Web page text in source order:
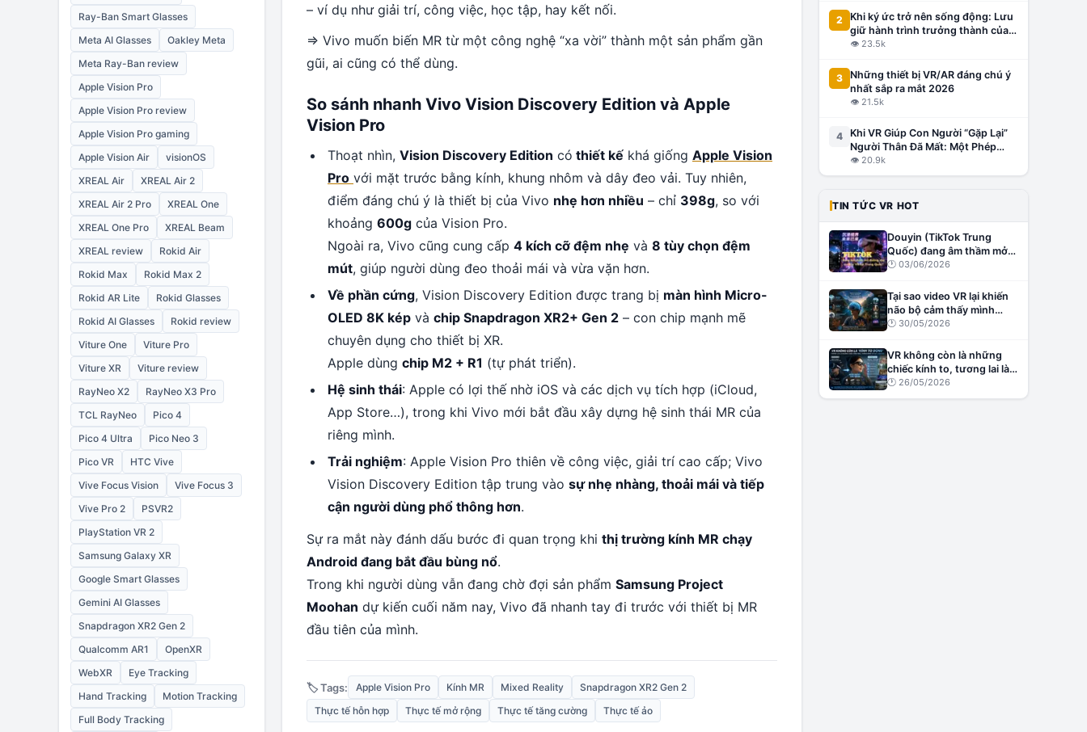
Ray-Ban Smart Glasses
Meta AI Glasses
Oakley Meta
Meta Ray-Ban review
Apple Vision Pro
Apple Vision Pro review
Apple Vision Pro gaming
Apple Vision Air
visionOS
XREAL Air
XREAL Air 2
XREAL Air 2 Pro
XREAL One
XREAL One Pro
XREAL Beam
XREAL review
Rokid Air
Rokid Max
Rokid Max 2
Rokid AR Lite
Rokid Glasses
Rokid AI Glasses
Rokid review
Viture One
Viture Pro
Viture XR
Viture review
RayNeo X2
RayNeo X3 Pro
TCL RayNeo
Pico 4
Pico 4 Ultra
Pico Neo 3
Pico VR
HTC Vive
Vive Focus Vision
Vive Focus 3
Vive Pro 2
PSVR2
PlayStation VR 2
Samsung Galaxy XR
Google Smart Glasses
Gemini AI Glasses
Snapdragon XR2 Gen 2
Qualcomm AR1
OpenXR
WebXR
Eye Tracking
Hand Tracking
Motion Tracking
Full Body Tracking
– ví dụ như giải trí, công việc, học tập, hay kết nối.
=> Vivo muốn biến MR từ một công nghệ “xa vời” thành một sản phẩm gần
gũi, ai cũng có thể dùng.
So sánh nhanh Vivo Vision Discovery Edition và Apple
Vision Pro
Thoạt nhìn, Vision Discovery Edition có thiết kế khá giống Apple Vision
Pro với mặt trước bằng kính, khung nhôm và dây đeo vải. Tuy nhiên,
điểm đáng chú ý là thiết bị của Vivo nhẹ hơn nhiều – chỉ 398g, so với
khoảng 600g của Vision Pro.
Ngoài ra, Vivo cũng cung cấp 4 kích cỡ đệm nhẹ và 8 tùy chọn đệm
mút, giúp người dùng đeo thoải mái và vừa vặn hơn.
Về phần cứng, Vision Discovery Edition được trang bị màn hình Micro-
OLED 8K kép và chip Snapdragon XR2+ Gen 2 – con chip mạnh mẽ
chuyên dụng cho thiết bị XR.
Apple dùng chip M2 + R1 (tự phát triển).
Hệ sinh thái: Apple có lợi thế nhờ iOS và các dịch vụ tích hợp (iCloud,
App Store…), trong khi Vivo mới bắt đầu xây dựng hệ sinh thái MR của
riêng mình.
Trải nghiệm: Apple Vision Pro thiên về công việc, giải trí cao cấp; Vivo
Vision Discovery Edition tập trung vào sự nhẹ nhàng, thoải mái và tiếp
cận người dùng phổ thông hơn.
Sự ra mắt này đánh dấu bước đi quan trọng khi thị trường kính MR chạy
Android đang bắt đầu bùng nổ.
Trong khi người dùng vẫn đang chờ đợi sản phẩm Samsung Project
Moohan dự kiến cuối năm nay, Vivo đã nhanh tay đi trước với thiết bị MR
đầu tiên của mình.
🏷️ Tags: Apple Vision Pro Kính MR Mixed Reality
Snapdragon XR2 Gen 2
Thực tế hỗn hợp
Thực tế mở rộng Thực tế tăng cường Thực tế ảo
2
Khi ký ức trở nên sống động: Lưu
giữ hành trình trưởng thành của
con bằng công nghệ VR/AR
👁 23.5k
3 Những thiết bị VR/AR đáng chú ý
nhất sắp ra mắt 2026
👁 21.5k
4 Khi VR Giúp Con Người “Gặp Lại”
Người Thân Đã Mất: Một Phép
Màu Hay Công Nghệ Gây Tranh
Cãi?
👁 20.9k
TIN TỨC VR HOT
Douyin (TikTok Trung
Quốc) đang âm thầm mở
đường cho creator VR tại
🕐 03/06/2026
Tại sao video VR lại khiến
não bộ cảm thấy mình
đang thật sự ở đó?
🕐 30/05/2026
VR không còn là những
chiếc kính to, tương lai là
những chiếc kính nhẹ,
thông minh và đầy cảm
🕐 26/05/2026